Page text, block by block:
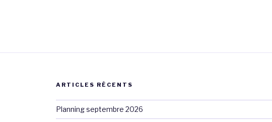
ARTICLES RÉCENTS
Planning septembre 2026